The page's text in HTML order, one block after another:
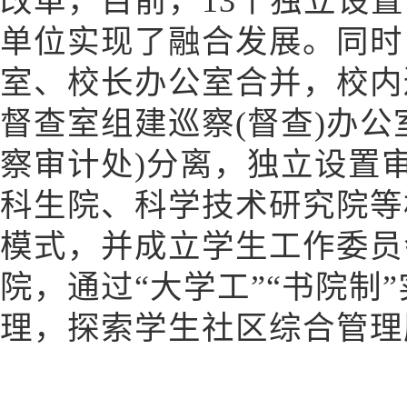
单位实现了融合发展。同
室、校长办公室合并，校
督查室组建巡察(督查)办
察审计处)分离，独立设置
科生院、科学技术研究院
模式，并成立学生工作委
院，通过“大学工”“书院制
理，探索学生社区综合管